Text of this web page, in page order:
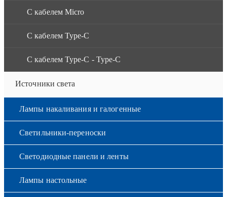
С кабелем Micro
С кабелем Type-C
С кабелем Type-C - Type-C
Источники света
Лампы накаливания и галогенные
Светильники-переноски
Светодиодные панели и ленты
Лампы настольные